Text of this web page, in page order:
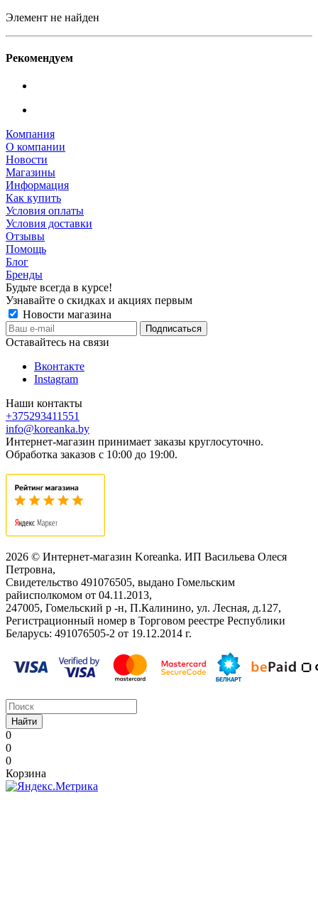
Элемент не найден
Рекомендуем
Компания
О компании
Новости
Магазины
Информация
Как купить
Условия оплаты
Условия доставки
Отзывы
Помощь
Блог
Бренды
Будьте всегда в курсе!
Узнавайте о скидках и акциях первым
Новости магазина
Оставайтесь на связи
Вконтакте
Instagram
Наши контакты
+375293411551
info@koreanka.by
Интернет-магазин принимает заказы круглосуточно.
Обработка заказов с 10:00 до 19:00.
2026 © Интернет-магазин Koreanka. ИП Васильева Олеся
Петровна,
Свидетельство ‎491076505, выдано Гомельским
райисполкомом от 04.11.2013,
247005, Гомельский р -н, П.Калинино, ул. Лесная, д.127,
Регистрационный номер в Торговом реестре Республики
Беларусь: ‎491076505-2 от 19.12.2014 г.
Найти
0
0
0
Корзина